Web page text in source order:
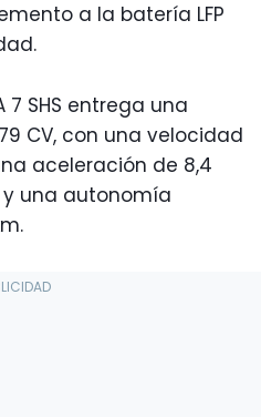
a la batería LFP
7 SHS entrega una
CV, con una velocidad
aceleración de 8,4
y una autonomía